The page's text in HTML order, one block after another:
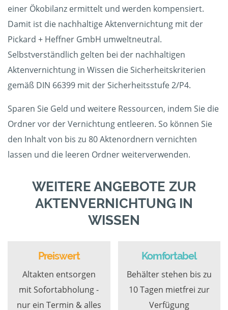
einer Ökobilanz ermittelt und werden kompensiert.
Damit ist die nachhaltige Aktenvernichtung mit der
Pickard + Heffner GmbH umweltneutral.
Selbstverständlich gelten bei der nachhaltigen
Aktenvernichtung in Wissen die Sicherheitskriterien
gemäß DIN 66399 mit der Sicherheitsstufe 2/P4.
Sparen Sie Geld und weitere Ressourcen, indem Sie die
Ordner vor der Vernichtung entleeren. So können Sie
den Inhalt von bis zu 80 Aktenordnern vernichten
lassen und die leeren Ordner weiterverwenden.
WEITERE ANGEBOTE ZUR
AKTENVERNICHTUNG IN
WISSEN
Preiswert
Altakten entsorgen
mit Sofortabholung -
nur ein Termin & alles
Komfortabel
Behälter stehen bis zu
10 Tagen mietfrei zur
Verfügung